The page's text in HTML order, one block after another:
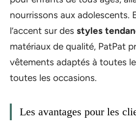
nourrissons aux adolescents.
l’accent sur des styles
matériaux de qualité, PatPat
vêtements adaptés à toutes
toutes les occasions.
Les avantages pour les